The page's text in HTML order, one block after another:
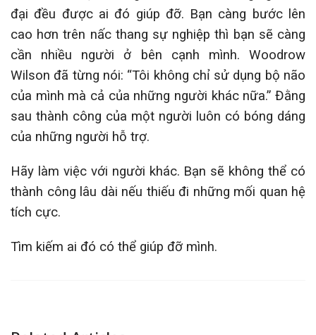
đại đều được ai đó giúp đỡ. Bạn càng bước lên
cao hơn trên nấc thang sự nghiệp thì bạn sẽ càng
cần nhiều người ở bên cạnh mình. Woodrow
Wilson đã từng nói: “Tôi không chỉ sử dụng bộ não
của mình mà cả của những người khác nữa.” Đằng
sau thành công của một người luôn có bóng dáng
của những người hỗ trợ.
Hãy làm việc với người khác. Bạn sẽ không thể có
thành công lâu dài nếu thiếu đi những mối quan hệ
tích cực.
Tìm kiếm ai đó có thể giúp đỡ mình.